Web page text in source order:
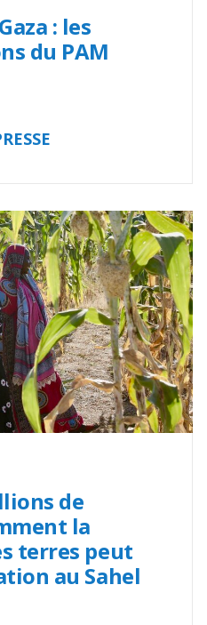
: les
du PAM
de
la
terres peut
au Sahel